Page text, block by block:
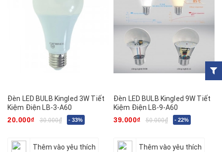
Đèn LED BULB Kingled 3W Tiết
Kiệm Điện LB-3-A60
20.000₫
30.000₫ - 33%
Thêm vào yêu thích
Đèn LED BULB Kingled 9W Tiết
Kiệm Điện LB-9-A60
39.000₫
50.000₫ - 22%
Thêm vào yêu thích